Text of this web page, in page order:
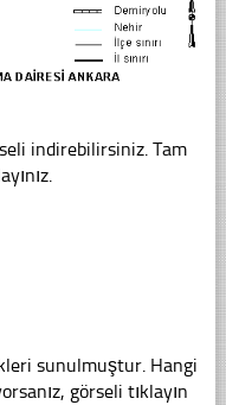
indirebilirsiniz. Tam
sunulmuştur. Hangi
görseli tıklayın